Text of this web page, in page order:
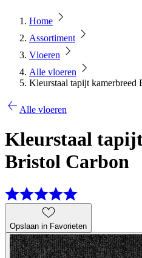
Home
Assortiment
Vloeren
Alle vloeren
Kleurstaal tapijt kamerbreed
Alle vloeren
Kleurstaal
Bristol Carbon
Opslaan in Favorieten